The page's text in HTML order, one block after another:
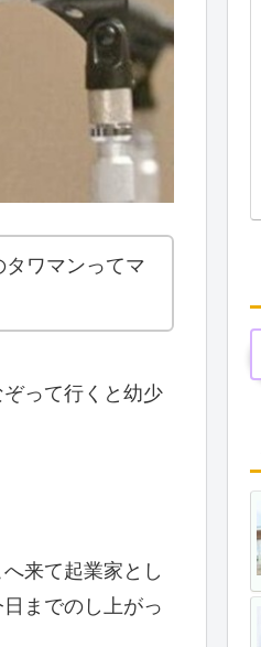
ワマンってマ
って行くと幼少
来て起業家とし
までのし上がっ